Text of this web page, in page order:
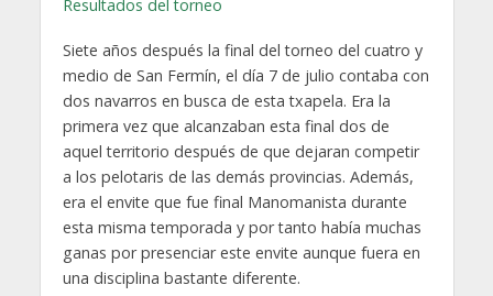
Resultados del torneo
Siete años después la final del torneo del cuatro y
medio de San Fermín, el día 7 de julio contaba con
dos navarros en busca de esta txapela. Era la
primera vez que alcanzaban esta final dos de
aquel territorio después de que dejaran competir
a los pelotaris de las demás provincias. Además,
era el envite que fue final Manomanista durante
esta misma temporada y por tanto había muchas
ganas por presenciar este envite aunque fuera en
una disciplina bastante diferente.